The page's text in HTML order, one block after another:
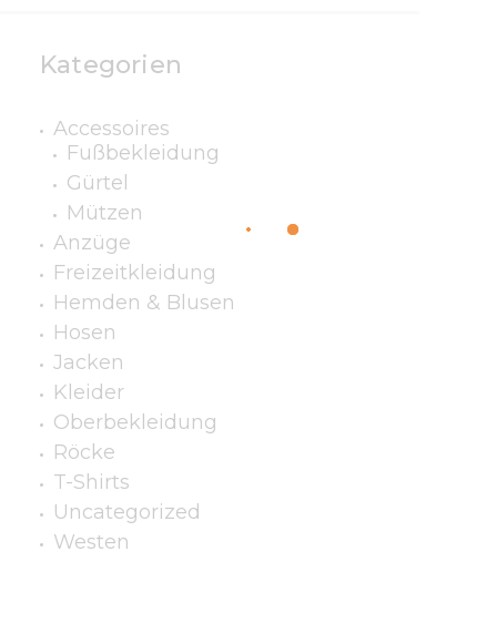
Kategorien
Accessoires
Fußbekleidung
Gürtel
Mützen
Anzüge
Freizeitkleidung
Hemden & Blusen
Hosen
Jacken
Kleider
Oberbekleidung
Röcke
T-Shirts
Uncategorized
Westen